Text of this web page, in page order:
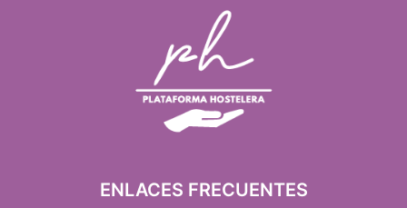
ENLACES FRECUENTES